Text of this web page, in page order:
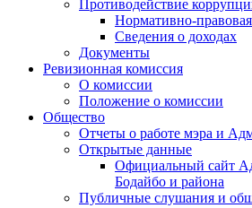
Противодействие
Нормативно-правовая
Сведения о доходах
Документы
Ревизионная комиссия
О комиссии
Положение о комиссии
Общество
Отчеты о работе мэра и
Открытые данные
Официальный сайт
Бодайбо и района
Публичные слушания и